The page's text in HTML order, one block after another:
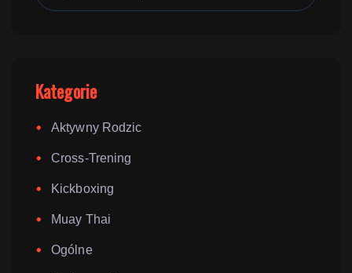
Kategorie
Aktywny Rodzic
Cross-Trening
Kickboxing
Muay Thai
Ogólne